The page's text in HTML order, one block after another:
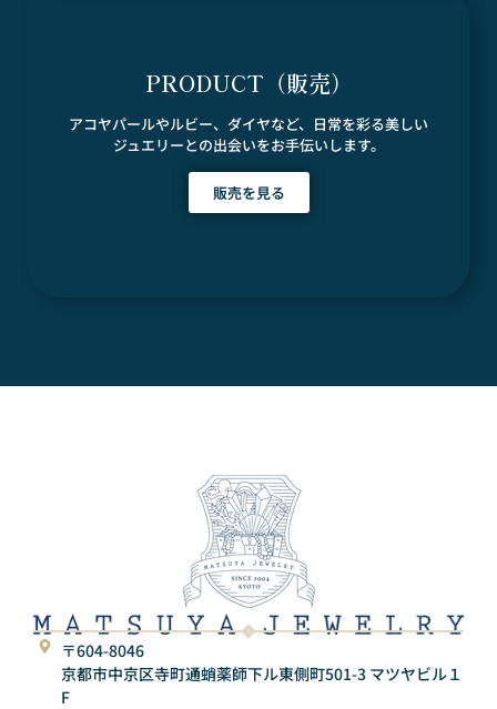
PRODUCT（販売）
アコヤパールやルビー、ダイヤなど、日常を彩る美しい
ジュエリーとの出会いをお手伝いします。
販売を見る
〒604-8046
京都市中京区寺町通蛸薬師下ル東側町501-3 マツヤビル１
F